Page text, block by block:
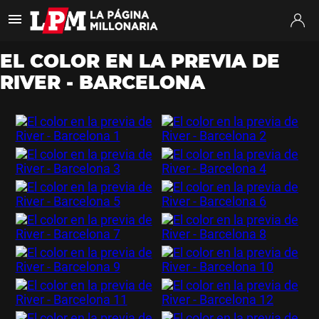
Es tendencia : Coudet River Tigre Puntajes River Tigre Próximo
ULTIMAS NOTICIAS
STREAMING
TORNEO CLAUSURA
SUDAMERICANA
MERCADO DE PASES
FIXTURE
POSICIONES
OPINIÓN
EL COLOR EN LA PREVIA DE
RIVER - BARCELONA